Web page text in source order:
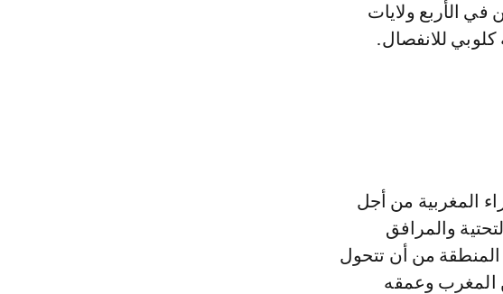
الأربع ولايات
للانفصال.
المغربية من أجل
والمرافق
من أن تتحول
المغرب وعمقه